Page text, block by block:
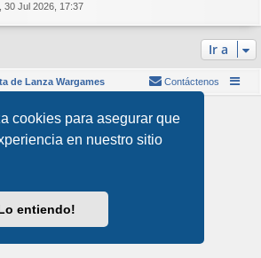
cookies para asegurar que
en nuestro sitio
entiendo!
, 30 Jul 2026, 17:37
Ir a
de Lanza Wargames Contáctenos
phpBB ® Forum Software © phpBB Limited
&
al español por phpBB España